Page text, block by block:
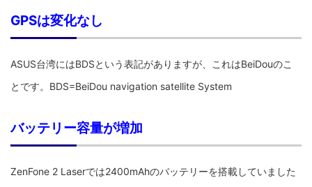
GPSは変化なし
ASUS台湾にはBDSという表記がありますが、これはBeiDouのこ
とです。BDS=BeiDou navigation satellite System
バッテリー容量が増加
ZenFone 2 Laserでは2400mAhのバッテリーを搭載していました